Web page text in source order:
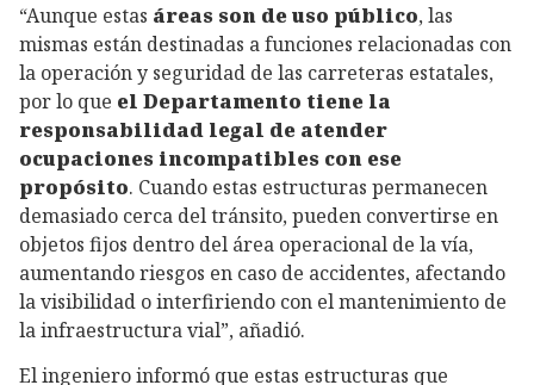
“Aunque estas áreas son de uso público, las
mismas están destinadas a funciones relacionadas con
la operación y seguridad de las carreteras estatales,
por lo que el Departamento tiene la
responsabilidad legal de atender
ocupaciones incompatibles con ese
propósito. Cuando estas estructuras permanecen
demasiado cerca del tránsito, pueden convertirse en
objetos fijos dentro del área operacional de la vía,
aumentando riesgos en caso de accidentes, afectando
la visibilidad o interfiriendo con el mantenimiento de
la infraestructura vial”, añadió.
El ingeniero informó que estas estructuras que